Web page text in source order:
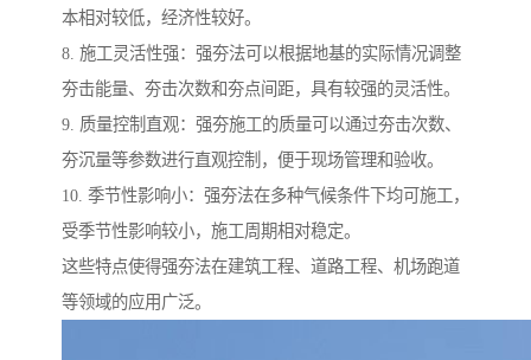
本相对较低，经济性较好。
8. 施工灵活性强：强夯法可以根据地基的实际情况调整
夯击能量、夯击次数和夯点间距，具有较强的灵活性。
9. 质量控制直观：强夯施工的质量可以通过夯击次数、
夯沉量等参数进行直观控制，便于现场管理和验收。
10. 季节性影响小：强夯法在多种气候条件下均可施工，
受季节性影响较小，施工周期相对稳定。
这些特点使得强夯法在建筑工程、道路工程、机场跑道
等领域的应用广泛。